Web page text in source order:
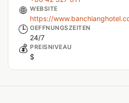
🌐 WEBSITE
https://
🕒 OEFFNUNGSZEITEN
24/7
💰 PREISNIVEAU
$